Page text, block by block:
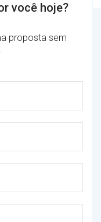
você hoje?
proposta sem